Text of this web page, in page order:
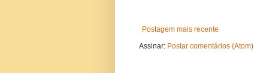
Postagem mais recente
Assinar: Postar comentários (Atom)